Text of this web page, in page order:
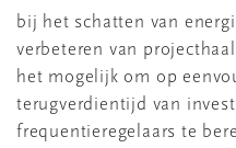
bij het schatten van
verbeteren van
het mogelijk om op
terugverdientijd van
frequentieregelaars te